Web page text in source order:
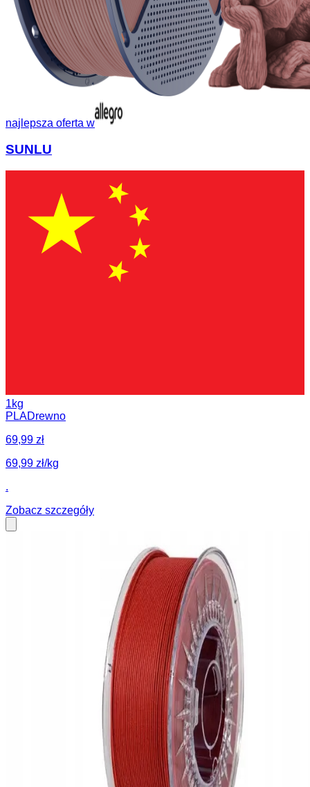
najlepsza oferta w
SUNLU
1kg
PLADrewno
69,99 zł
69,99 zł/kg
.
Zobacz szczegóły